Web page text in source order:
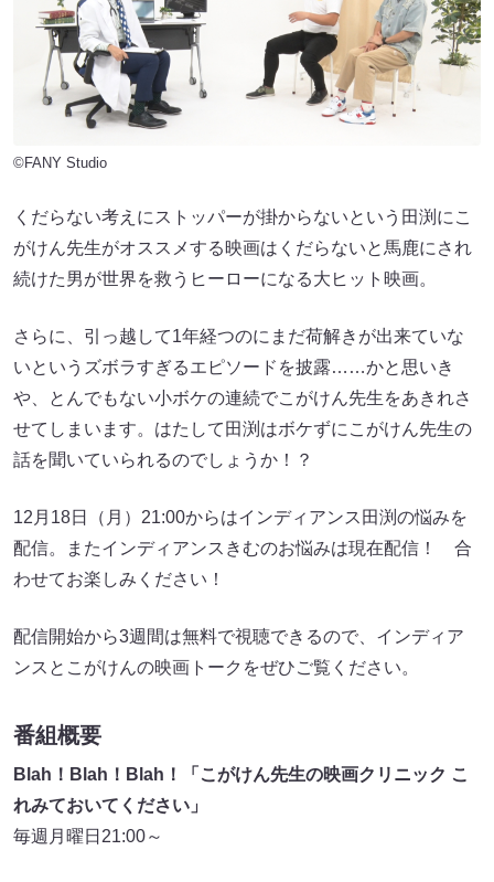
©FANY Studio
くだらない考えにストッパーが掛からないという田渕にこ
がけん先生がオススメする映画はくだらないと馬鹿にされ
続けた男が世界を救うヒーローになる大ヒット映画。
さらに、引っ越して1年経つのにまだ荷解きが出来ていな
いというズボラすぎるエピソードを披露……かと思いき
や、とんでもない小ボケの連続でこがけん先生をあきれさ
せてしまいます。はたして田渕はボケずにこがけん先生の
話を聞いていられるのでしょうか！？
12月18日（月）21:00からはインディアンス田渕の悩みを
配信。またインディアンスきむのお悩みは現在配信！ 合
わせてお楽しみください！
配信開始から3週間は無料で視聴できるので、インディア
ンスとこがけんの映画トークをぜひご覧ください。
番組概要
Blah！Blah！Blah！「こがけん先生の映画クリニック こ
れみておいてください」
毎週月曜日21:00～